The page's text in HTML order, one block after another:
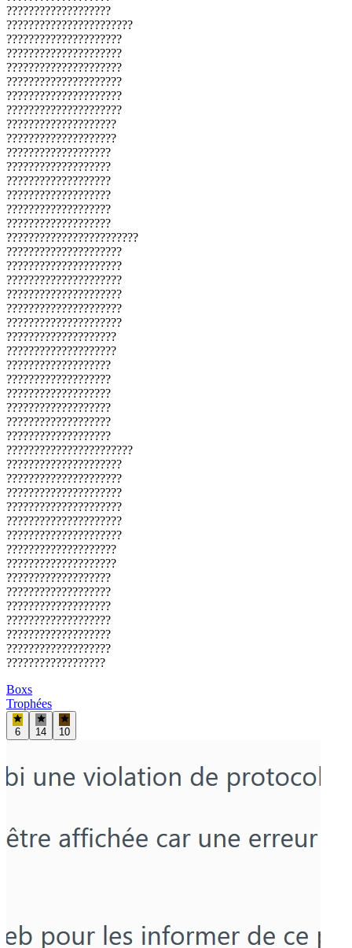
???????????????????
???????????????????????
?????????????????????
?????????????????????
?????????????????????
?????????????????????
?????????????????????
?????????????????????
????????????????????
????????????????????
???????????????????
???????????????????
???????????????????
???????????????????
???????????????????
???????????????????
????????????????????????
?????????????????????
?????????????????????
?????????????????????
?????????????????????
?????????????????????
?????????????????????
????????????????????
????????????????????
???????????????????
???????????????????
???????????????????
???????????????????
???????????????????
???????????????????
???????????????????????
?????????????????????
?????????????????????
?????????????????????
?????????????????????
?????????????????????
?????????????????????
????????????????????
????????????????????
???????????????????
???????????????????
???????????????????
???????????????????
???????????????????
???????????????????
??????????????????
Boxs
Trophées
6 14 10